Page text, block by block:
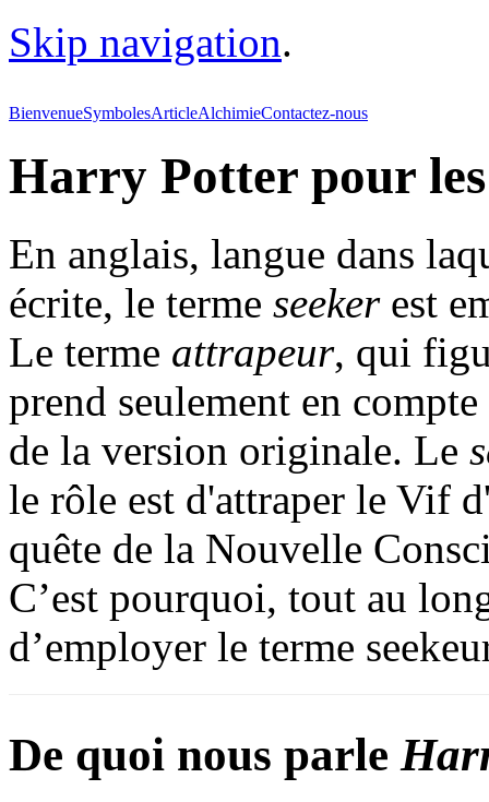
Skip navigation.
BienvenueSymbolesArticleAlchimieContactez-nous
Harry Potter pour les
En anglais, langue dans
écrite, le terme seekerest
Le terme attrapeur, qui
prend seulement en
de la version originale. Le
le rôle est d'attraper le Vif
quête de la Nouvelle
C’est pourquoi, tout au
d’employer le terme
De quoi nous parle